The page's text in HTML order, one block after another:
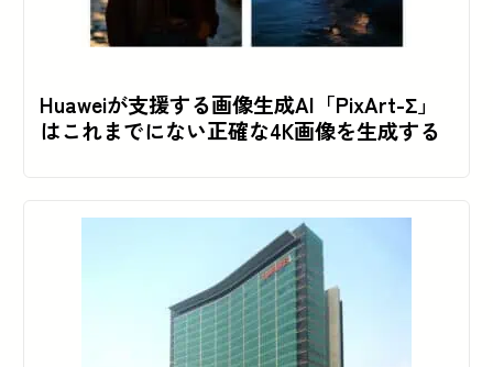
Huaweiが支援する画像生成AI「PixArt-Σ」
はこれまでにない正確な4K画像を生成する